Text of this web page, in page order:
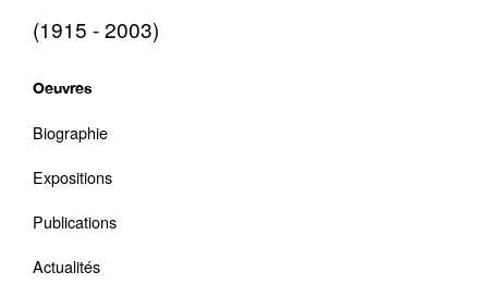
(1915 - 2003)
Oeuvres
Biographie
Expositions
Publications
Actualités